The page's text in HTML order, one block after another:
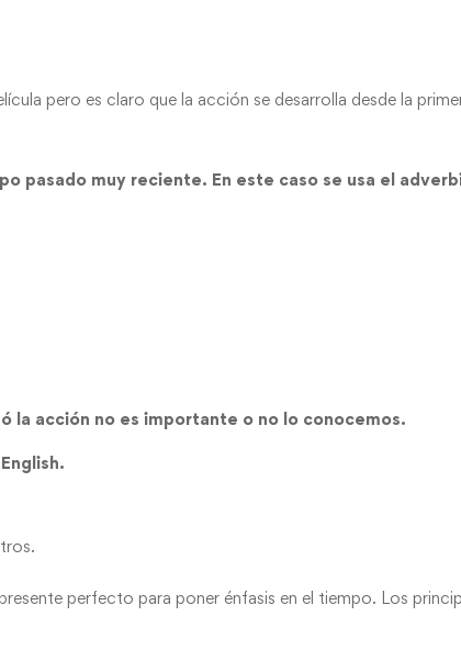
pero es claro que la acción se desarrolla desde la
pasado muy reciente. En este caso se usa el
la acción no es importante o no lo conocemos.
perfecto para poner énfasis en el tiempo. Los